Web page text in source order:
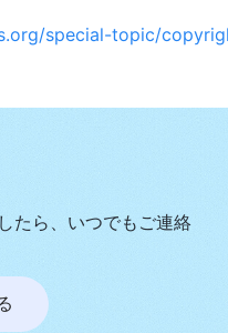
special-topic/
たら、いつでもご連絡